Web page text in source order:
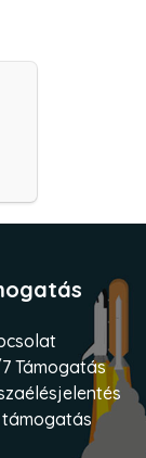
Támogatás